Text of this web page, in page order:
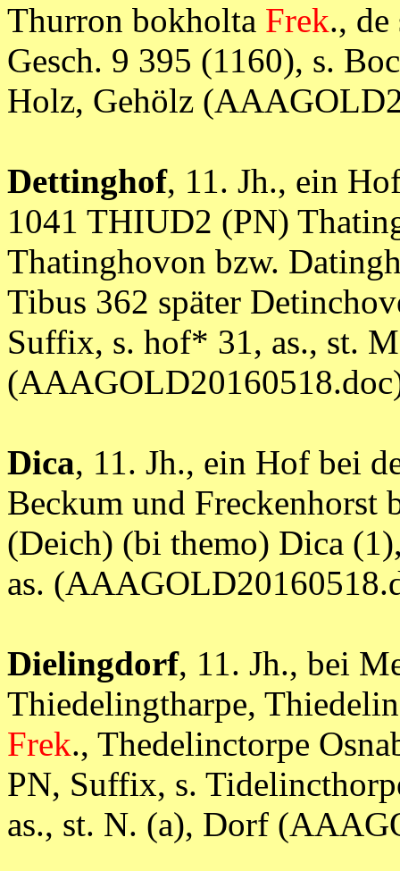
Thurron bokholta Frek.,
Gesch. 9 395 (1160), s.
Holz, Gehölz
Dettinghof, 11. Jh., ein
1041 THIUD2 (PN)
Thatinghovon bzw.
Tibus 362 später
Suffix, s. hof* 31, as., st.
Dica, 11. Jh., ein Hof bei
Beckum und
(Deich) (bi themo) Dica
as.
Dielingdorf, 11. Jh., bei
Thiedelingtharpe,
Frek., Thedelinctorpe
PN, Suffix, s.
as., st. N. (a), Dorf